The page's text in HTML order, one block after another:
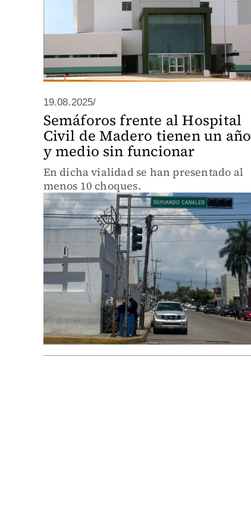
19.08.2025/
Semáforos frente al Hospital
Civil de Madero tienen un año
y medio sin funcionar
En dicha vialidad se han presentado al
menos 10 choques.